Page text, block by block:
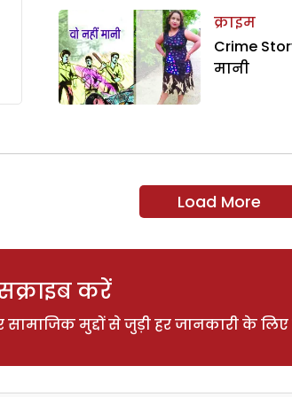
क्राइम
Crime
मानी
Load More
करें
मुद्दों से जुड़ी हर जानकारी के